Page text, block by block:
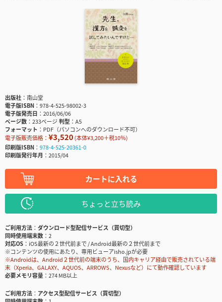
出版社
南山堂
電子版ISBN
978-4-525-98002-3
電子版発売日
2016/06/06
ページ数
233ページ判型
A5
フォーマット
PDF（パソコンへのダウンロード不可）
電子版販売価格： ¥3,520(本体¥3,200＋税10％)
印刷版ISBN
978-4-525-20361-0
印刷版発行年月
2015/04
カートに入れる
ちょっと立ち読み
ご利用方法
ダウンロード型配信サービス（買切型）
同時使用端末数
2
対応OS
iOS最新の２世代前まで / Android最新の２世代前まで
※コンテンツの使用にあたり、専用ビューアisho.jpが必要
※Androidは、Android２世代前の端末のうち、国内キャリア経由で販売されている端
末（Xperia、GALAXY、AQUOS、ARROWS、Nexusなど）にて動作確認しています
必要メモリ容量
274 MB以上
ご利用方法
アクセス型配信サービス（買切型）